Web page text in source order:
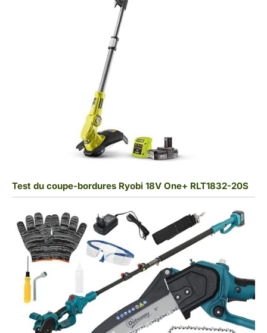
Test du coupe-bordures Ryobi 18V One+ RLT1832-20S